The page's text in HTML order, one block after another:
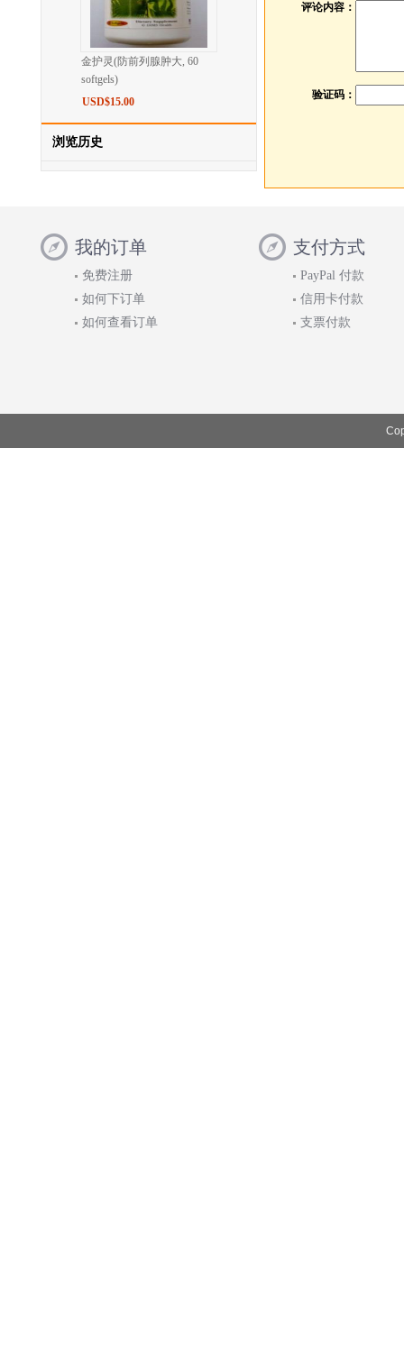
金护灵(防前列腺肿大, 60
softgels)
USD$15.00
浏览历史
评论内容：
验证码：
我的订单
免费注册
如何下订单
如何查看订单
支付方式
PayPal 付款
信用卡付款
支票付款